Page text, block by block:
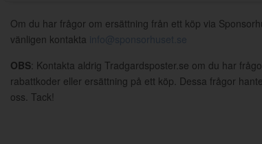
Om du har frågor om ersättning från ett köp via
vänligen kontakta info@sponsorhuset.se
OBS: Kontakta aldrig Tradgardsposter.se om du har
rabattkoder eller ersättning på ett köp. Dessa frågor
oss. Tack!